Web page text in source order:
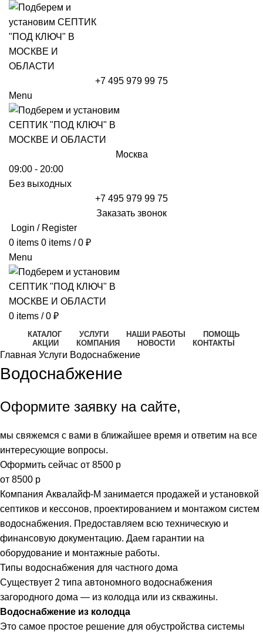
+7 495 979 99 75
Menu
Москва
09:00 - 20:00
Без выходных
+7 495 979 99 75
Заказать звонок
Login / Register
0 items 0 items / 0 ₽
Menu
0 items / 0 ₽
КАТАЛОГ УСЛУГИ НАШИ РАБОТЫ
ПОМОЩЬ
АКЦИИ
КОМПАНИЯ НОВОСТИ КОНТАКТЫ
Главная Услуги Водоснабжение
Водоснабжение
Оформите заявку на сайте,
мы свяжемся с вами в ближайшее время и ответим на все
интересующие вопросы.
Оформить сейчас от 8500 р
от 8500 р
Компания Аквалайф-М занимается продажей и установкой
септиков и кессонов, проектированием и монтажом систем
водоснабжения. Предоставляем всю техническую и
финансовую документацию. Даем гарантии на
оборудование и монтажные работы.
Типы водоснабжения для частного дома
Существует 2 типа автономного водоснабжения
загородного дома — из колодца или из скважины.
Водоснабжение из колодца
Это самое простое решение для обустройства системы